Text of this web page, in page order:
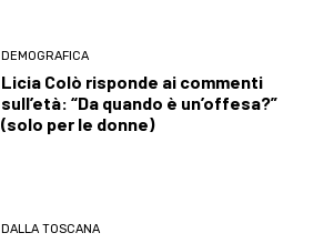
DEMOGRAFICA
Licia Colò risponde ai commenti
sull’età: “Da quando è un’offesa?”
(solo per le donne)
DALLA TOSCANA